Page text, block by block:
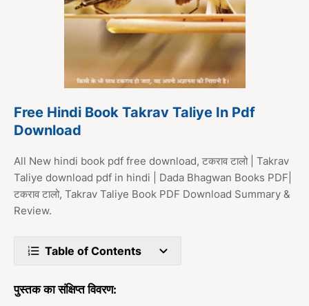
Free Hindi Book Takrav Taliye In Pdf
Download
All New hindi book pdf free download, टकराव टालो | Takrav
Taliye download pdf in hindi | Dada Bhagwan Books PDF|
टकराव टालो, Takrav Taliye Book PDF Download Summary &
Review.
Table of Contents
पुस्तक का संक्षिप्त विवरण: